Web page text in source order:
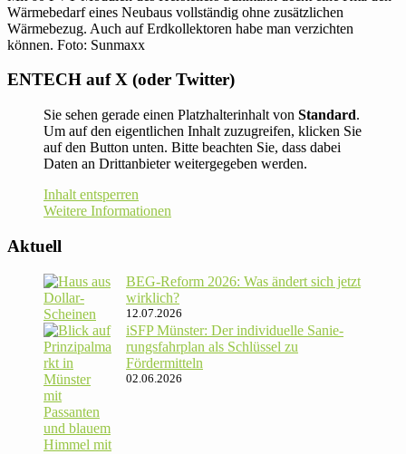
Wärmebedarf eines Neubaus vollständig ohne zusätzlichen
Wärmebezug. Auch auf Erdkollektoren habe man verzichten
können. Foto: Sunmaxx
ENTECH auf X (oder Twitter)
Sie sehen gerade einen Platzhalterinhalt von Standard.
Um auf den eigentlichen Inhalt zuzugreifen, klicken Sie
auf den Button unten. Bitte beachten Sie, dass dabei
Daten an Drittanbieter weitergegeben werden.
Inhalt entsperren
Weitere Informationen
Aktuell
BEG-Reform 2026: Was ändert sich jetzt
wirklich?
12.07.2026
iSFP Münster: Der indi­vi­du­elle Sanie­
rungs­fahr­plan als Schlüssel zu
Fördermitteln
02.06.2026